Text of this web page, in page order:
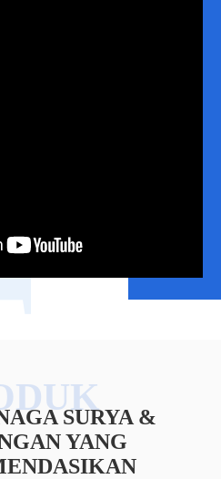
SURYA &
YANG